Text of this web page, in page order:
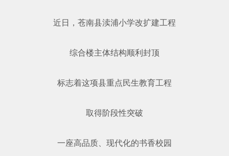
近日，苍南县渎浦小学改扩建工程
综合楼主体结构顺利封顶
标志着这项县重点民生教育工程
取得阶段性突破
一座高品质、现代化的书香校园